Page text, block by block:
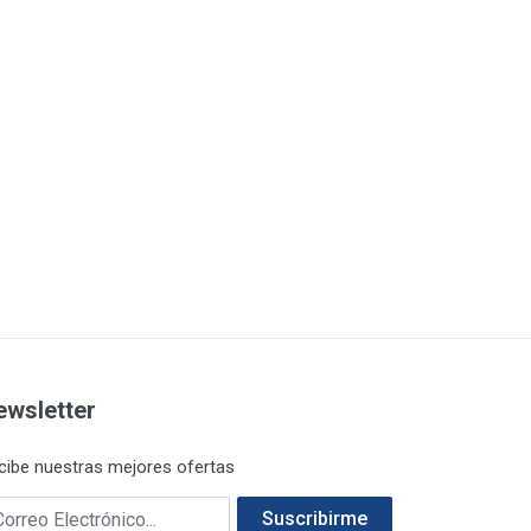
nuestras mejores ofertas
electrónico Suscribirme